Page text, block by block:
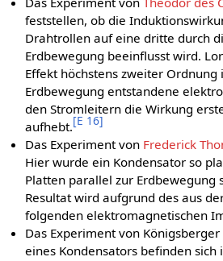
feststellen, ob die
Drahtrollen auf eine dritte durch
Erdbewegung beeinflusst wird.
Effekt höchstens zweiter
Erdbewegung entstandene
den Stromleitern die Wirkung
aufhebt.[E 16]
Das Experiment von Frederick
Hier wurde ein Kondensator so
Platten parallel zur Erdbewegung
Resultat wird aufgrund des aus
folgenden elektromagnetischen
Das Experiment von
eines Kondensators befinden sich